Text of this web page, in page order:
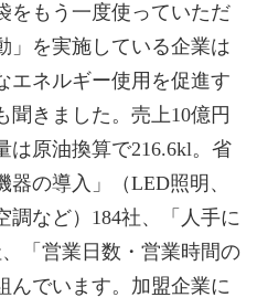
をもう一度使っていただ
」を実施している企業は
エネルギー使用を促進す
聞きました。売上10億円
は原油換算で216.6kl。省
の導入」（LED照明、
調など）184社、「人手に
「営業日数・営業時間の
んでいます。加盟企業に